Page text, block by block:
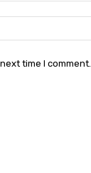
time I comment.